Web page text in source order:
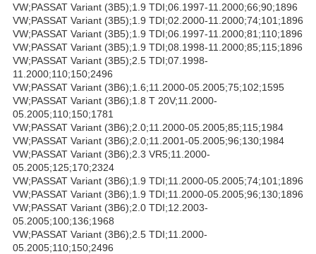
VW;PASSAT Variant (3B5);1.9 TDI;06.1997-11.2000;66;90;1896
VW;PASSAT Variant (3B5);1.9 TDI;02.2000-11.2000;74;101;1896
VW;PASSAT Variant (3B5);1.9 TDI;06.1997-11.2000;81;110;1896
VW;PASSAT Variant (3B5);1.9 TDI;08.1998-11.2000;85;115;1896
VW;PASSAT Variant (3B5);2.5 TDI;07.1998-
11.2000;110;150;2496
VW;PASSAT Variant (3B6);1.6;11.2000-05.2005;75;102;1595
VW;PASSAT Variant (3B6);1.8 T 20V;11.2000-
05.2005;110;150;1781
VW;PASSAT Variant (3B6);2.0;11.2000-05.2005;85;115;1984
VW;PASSAT Variant (3B6);2.0;11.2001-05.2005;96;130;1984
VW;PASSAT Variant (3B6);2.3 VR5;11.2000-
05.2005;125;170;2324
VW;PASSAT Variant (3B6);1.9 TDI;11.2000-05.2005;74;101;1896
VW;PASSAT Variant (3B6);1.9 TDI;11.2000-05.2005;96;130;1896
VW;PASSAT Variant (3B6);2.0 TDI;12.2003-
05.2005;100;136;1968
VW;PASSAT Variant (3B6);2.5 TDI;11.2000-
05.2005;110;150;2496